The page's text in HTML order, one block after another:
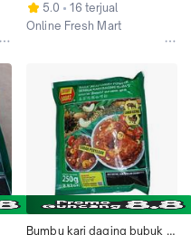
5.0
16 terjual
Online Fresh Mart
Bumbu kari daging bubuk /